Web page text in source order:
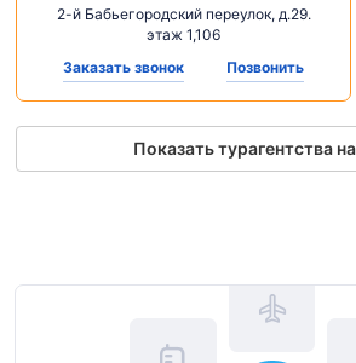
2-й Бабьегородский переулок, д.29.
этаж 1,106
Заказать звонок
Позвонить
Показать турагентства